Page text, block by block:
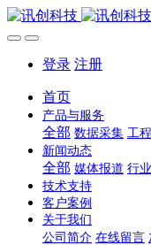
登录 注册
首页
产品与服务
全部 数据采集 工
新闻动态
全部 媒体报道 行
技术支持
客户案例
关于我们
公司简介 在线留言